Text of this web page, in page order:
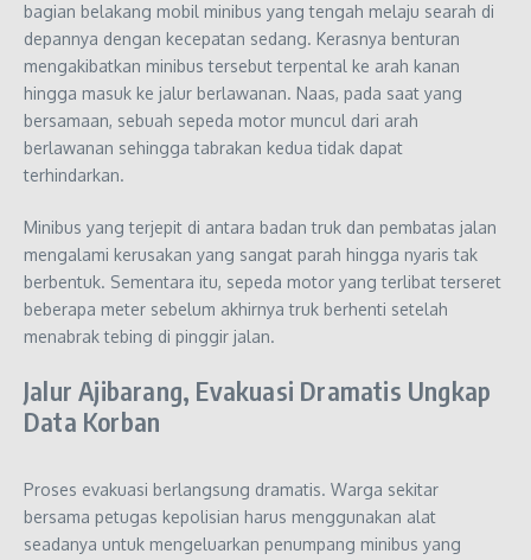
bagian belakang mobil minibus yang tengah melaju searah di
depannya dengan kecepatan sedang. Kerasnya benturan
mengakibatkan minibus tersebut terpental ke arah kanan
hingga masuk ke jalur berlawanan. Naas, pada saat yang
bersamaan, sebuah sepeda motor muncul dari arah
berlawanan sehingga tabrakan kedua tidak dapat
terhindarkan.
Minibus yang terjepit di antara badan truk dan pembatas jalan
mengalami kerusakan yang sangat parah hingga nyaris tak
berbentuk. Sementara itu, sepeda motor yang terlibat terseret
beberapa meter sebelum akhirnya truk berhenti setelah
menabrak tebing di pinggir jalan.
Jalur Ajibarang, Evakuasi Dramatis Ungkap
Data Korban
Proses evakuasi berlangsung dramatis. Warga sekitar
bersama petugas kepolisian harus menggunakan alat
seadanya untuk mengeluarkan penumpang minibus yang